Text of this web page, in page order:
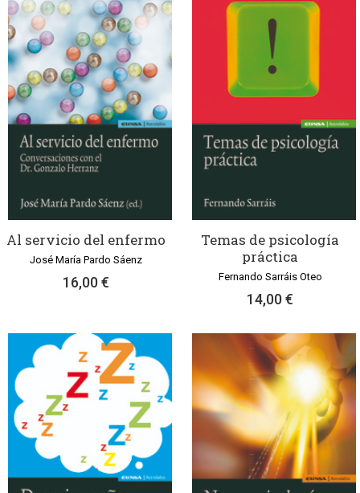
Al servicio del enfermo
José María Pardo Sáenz
16,00 €
Temas de psicología
práctica
Fernando Sarráis Oteo
14,00 €